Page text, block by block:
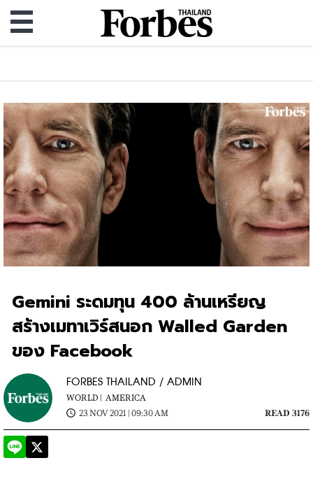
Gemini ระดมทุน 400 ล้านเหรียญ
สร้างเมทาเวิร์สนอก Walled Garden
ของ Facebook
FORBES THAILAND / ADMIN
WORLD | AMERICA
23 NOV 2021 | 09:30 AM
READ 3176